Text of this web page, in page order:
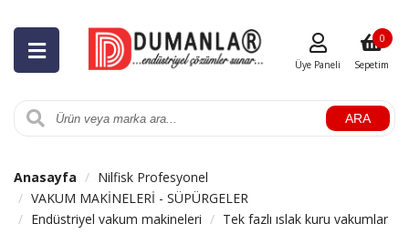
ARA
Üye Paneli Sepetim
0
Anasayfa
Nilfisk Profesyonel
VAKUM MAKİNELERİ - SÜPÜRGELER
Endüstriyel vakum makineleri
Tek fazlı ıslak kuru vakumlar